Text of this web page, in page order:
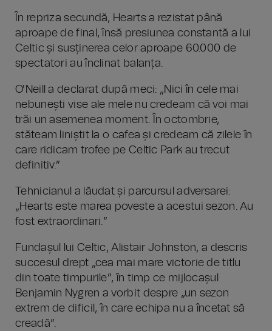
În repriza secundă, Hearts a rezistat până
aproape de final, însă presiunea constantă a lui
Celtic și susținerea celor aproape 60.000 de
spectatori au înclinat balanța.
O'Neill a declarat după meci: „Nici în cele mai
nebunești vise ale mele nu credeam că voi mai
trăi un asemenea moment. În octombrie,
stăteam liniștit la o cafea și credeam că zilele în
care ridicam trofee pe Celtic Park au trecut
definitiv.”
Tehnicianul a lăudat și parcursul adversarei:
„Hearts este marea poveste a acestui sezon. Au
fost extraordinari.”
Fundașul lui Celtic, Alistair Johnston, a descris
succesul drept „cea mai mare victorie de titlu
din toate timpurile”, în timp ce mijlocașul
Benjamin Nygren a vorbit despre „un sezon
extrem de dificil, în care echipa nu a încetat să
creadă”.